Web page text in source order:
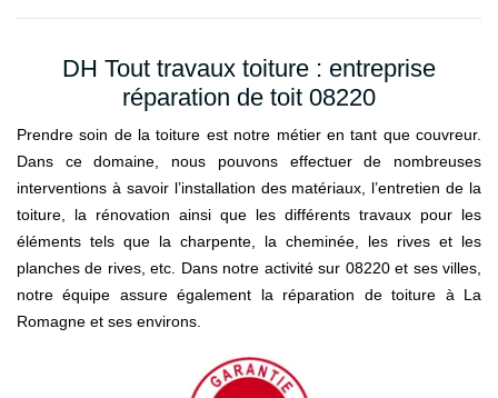
DH Tout travaux toiture : entreprise
réparation de toit 08220
Prendre soin de la toiture est notre métier en tant que couvreur.
Dans ce domaine, nous pouvons effectuer de nombreuses
interventions à savoir l’installation des matériaux, l’entretien de la
toiture, la rénovation ainsi que les différents travaux pour les
éléments tels que la charpente, la cheminée, les rives et les
planches de rives, etc. Dans notre activité sur 08220 et ses villes,
notre équipe assure également la réparation de toiture à La
Romagne et ses environs.